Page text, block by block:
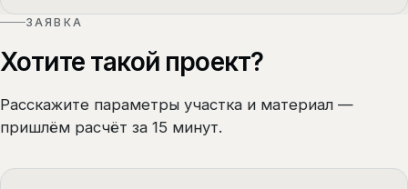
ЗАЯВКА
Хотите такой проект?
Расскажите параметры участка и материал —
пришлём расчёт за 15 минут.